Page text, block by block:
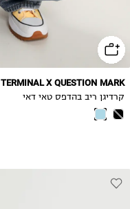
TERMINAL X QUESTION MARK
קרדיגן ריב בהדפס טאי דאי